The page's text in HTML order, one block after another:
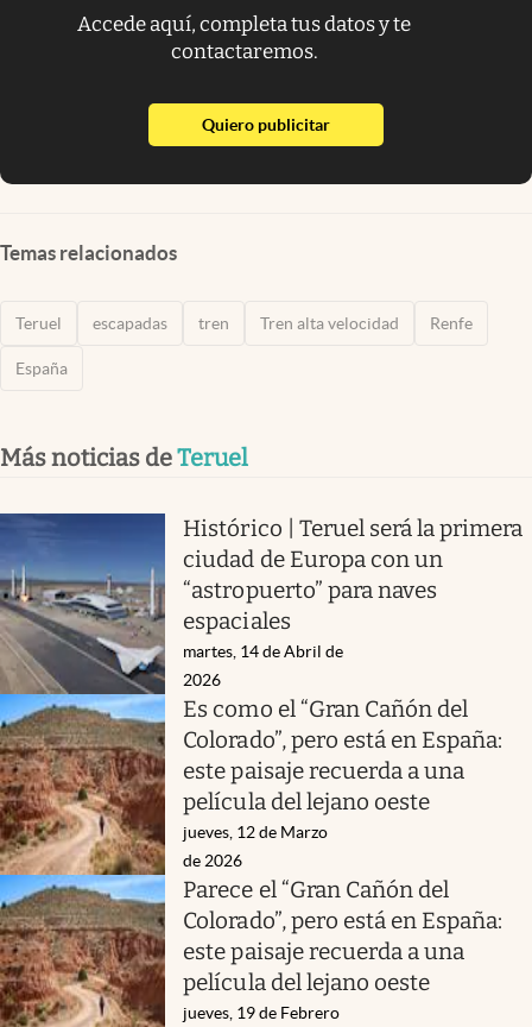
Accede aquí, completa tus datos y te
contactaremos.
Quiero publicitarabre en nueva pestaña
Temas relacionados
Teruel escapadas tren Tren alta velocidad Renfe
España
Más noticias deTeruel
Histórico | Teruel será la primera
ciudad de Europa con un
“astropuerto” para naves
espaciales
martes, 14 de Abril de
2026
Es como el “Gran Cañón del
Colorado”, pero está en España:
este paisaje recuerda a una
película del lejano oeste
jueves, 12 de Marzo
de 2026
Parece el “Gran Cañón del
Colorado”, pero está en España:
este paisaje recuerda a una
película del lejano oeste
jueves, 19 de Febrero